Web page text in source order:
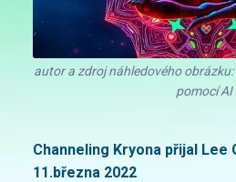
autor a zdroj náhledového
pomocí AI
Channeling Kryona přijal Lee
11.března 2022